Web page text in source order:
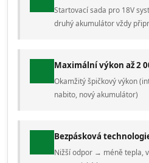
Startovací sada pro 18V
druhý akumulátor vždy
Maximální výkon až 2
Okamžitý špičkový výkon
nabito, nový akumulátor)
Bezpásková
Nižší odpor → méně tepla,